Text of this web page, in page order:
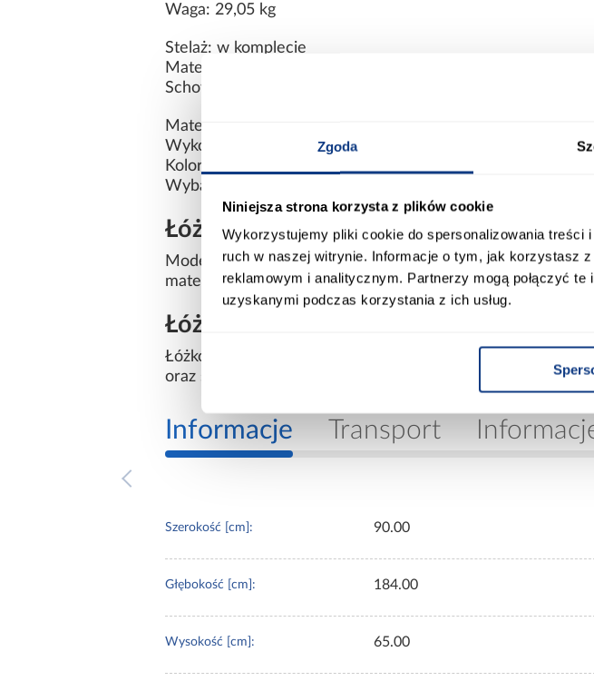
Zgoda
Niniejsza strona korzysta z plików cookie
Wykorzystujemy pliki cookie do spersonalizowania treści
ruch w naszej witrynie. Informacje o tym, jak korzystasz
reklamowym i analitycznym. Partnerzy mogą połączyć
uzyskanymi podczas korzystania z ich usług.
Waga: 29,05 kg
Stelaż: w komplecie
Materac: brak w zestawie
Schowek na pościel: brak
Materiał: płyta wiórowa laminowana
Wykończenie: mat
Kolor: szary
Wybarwienie: szare
Łóżko dziecięce ze stelażem – komfort
Model wyposażony jest w stelaż, co pozwala na szybkie
materaca. Stabilna konstrukcja zapewnia bezpieczeństwo i
Łóżko Tomi Mix szare – praktyczne
Łóżko dziecięce Tomi Mix 80x180 to połączenie
oraz solidne wykonanie sprawiają, że jest to wygodne
Informacje Transport
Szerokość [cm]: 90.00
Głębokość [cm]: 184.00
Wysokość [cm]: 65.00